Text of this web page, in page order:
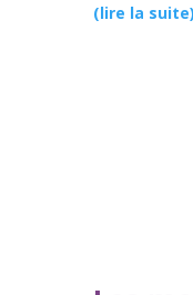
(lire la suite)